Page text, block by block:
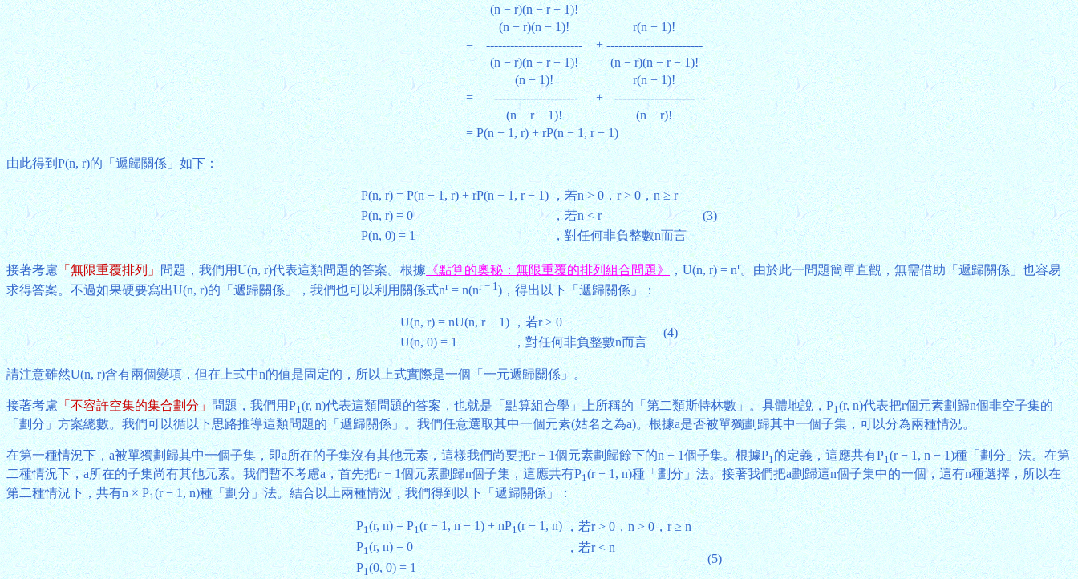
(n − r)(n − r − 1)!
(n − r)(n − 1)!
r(n − 1)!
=
------------------------ + ------------------------
(n − r)(n − r − 1)!
(n − r)(n − r − 1)!
(n − 1)!
r(n − 1)!
=
-------------------- +
--------------------
(n − r − 1)!
(n − r)!
= P(n − 1, r) + rP(n − 1, r − 1)
由此得到P(n, r)的「遞歸關係」如下：
P(n, r) = P(n − 1, r) + rP(n − 1, r − 1) ，若n > 0，r > 0，n ≥ r
(3)
P(n, r) = 0
，若n < r
P(n, 0) = 1
，對任何非負整數n而言
接著考慮「無限重覆排列」問題，我們用U(n, r)代表這類問題的答案。根據《點算的奧秘：無限重覆的排列組合問題》，U(n, r) = nr。由於此一問題簡單直觀，無需借助「遞歸關係」也容易
求得答案。不過如果硬要寫出U(n, r)的「遞歸關係」，我們也可以利用關係式nr= n(nr − 1)，得出以下「遞歸關係」：
U(n, r) = nU(n, r − 1) ，若r > 0
(4)
U(n, 0) = 1 ，對任何非負整數n而言
請注意雖然U(n, r)含有兩個變項，但在上式中n的值是固定的，所以上式實際是一個「一元遞歸關係」。
接著考慮「不容許空集的集合劃分」問題，我們用P1(r, n)代表這類問題的答案，也就是「點算組合學」上所稱的「第二類斯特林數」。具體地說，P1(r, n)代表把r個元素劃歸n個非空子集的
「劃分」方案總數。我們可以循以下思路推導這類問題的「遞歸關係」。我們任意選取其中一個元素(姑名之為a)。根據a是否被單獨劃歸其中一個子集，可以分為兩種情況。
在第一種情況下，a被單獨劃歸其中一個子集，即a所在的子集沒有其他元素，這樣我們尚要把r − 1個元素劃歸餘下的n − 1個子集。根據P1的定義，這應共有P1(r − 1, n − 1)種「劃分」法。在第
二種情況下，a所在的子集尚有其他元素。我們暫不考慮a，首先把r − 1個元素劃歸n個子集，這應共有P1(r − 1, n)種「劃分」法。接著我們把a劃歸這n個子集中的一個，這有n種選擇，所以在
第二種情況下，共有n × P1(r − 1, n)種「劃分」法。結合以上兩種情況，我們得到以下「遞歸關係」：
P1(r, n) = P1(r − 1, n − 1) + nP1(r − 1, n) ，若r > 0，n > 0，r ≥ n
(5)
P1(r, n) = 0
，若r < n
P1(0, 0) = 1